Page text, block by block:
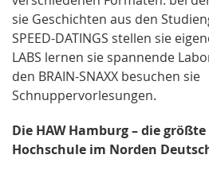
sie Geschichten aus den
SPEED-DATINGS stellen sie
LABS lernen sie spannende
den BRAIN-SNAXX besuchen sie
Schnuppervorlesungen.
Die HAW Hamburg – die
Hochschule im Norden